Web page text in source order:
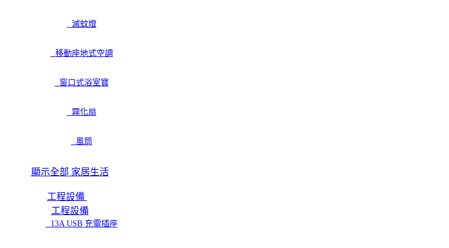
滅蚊燈
移動座地式空調
窗口式浴室寶
霧化扇
風筒
顯示全部 家居生活
工程設備
工程設備
13A USB 充電插座